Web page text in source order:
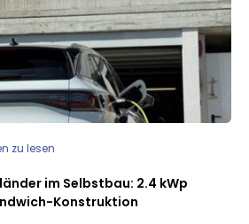
zu lesen
im Selbstbau: 2.4 kWp
Konstruktion